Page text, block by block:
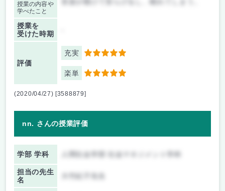
授業の内容や
学べたこと
授業を
受けた時期
評価
充実 5
楽単 5
(2020/04/27) [3588879]
nn. さんの授業評価
学部 学科
担当の先生
名